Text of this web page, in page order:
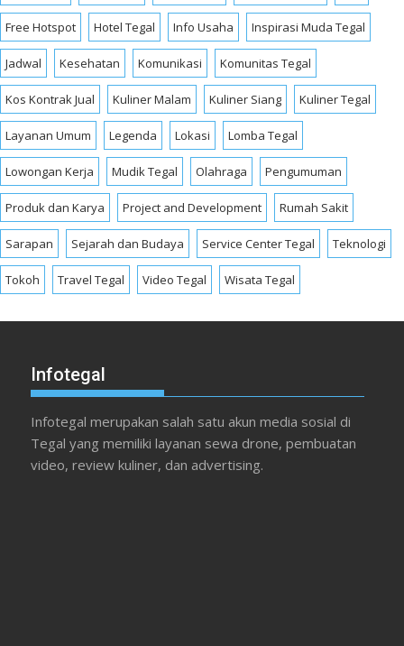
Free Hotspot Hotel Tegal Info Usaha Inspirasi Muda Tegal
Jadwal Kesehatan Komunikasi Komunitas Tegal
Kos Kontrak Jual Kuliner Malam Kuliner Siang Kuliner Tegal
Layanan Umum Legenda Lokasi Lomba Tegal
Lowongan Kerja Mudik Tegal Olahraga Pengumuman
Produk dan Karya Project and Development Rumah Sakit
Sarapan Sejarah dan Budaya Service Center Tegal Teknologi
Tokoh Travel Tegal Video Tegal Wisata Tegal
Infotegal
Infotegal merupakan salah satu akun media sosial di
Tegal yang memiliki layanan sewa drone, pembuatan
video, review kuliner, dan advertising.